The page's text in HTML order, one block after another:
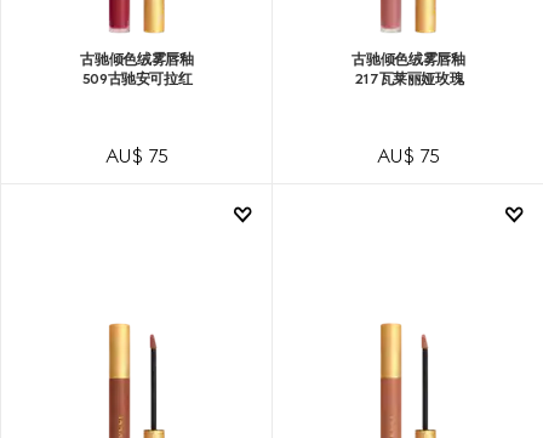
古驰倾色绒雾唇釉
509古驰安可拉红
AU$ 75
古驰倾色绒雾唇釉
217瓦莱丽娅玫瑰
AU$ 75